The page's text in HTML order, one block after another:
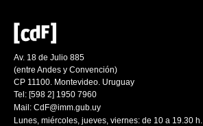
Av. 18 de Julio 885
(entre Andes y Convención)
CP 11100. Montevideo. Uruguay
Tel: [598 2] 1950 7960
Mail: CdF@imm.gub.uy
Lunes, miércoles, jueves, viernes: de 10 a 19.30 h.